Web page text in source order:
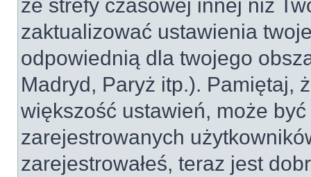
ze strefy czasowej innej niż
zaktualizować ustawienia
odpowiednią dla twojego
Madryd, Paryż itp.). Pamiętaj,
większość ustawień, może
zarejestrowanych
zarejestrowałeś, teraz jest